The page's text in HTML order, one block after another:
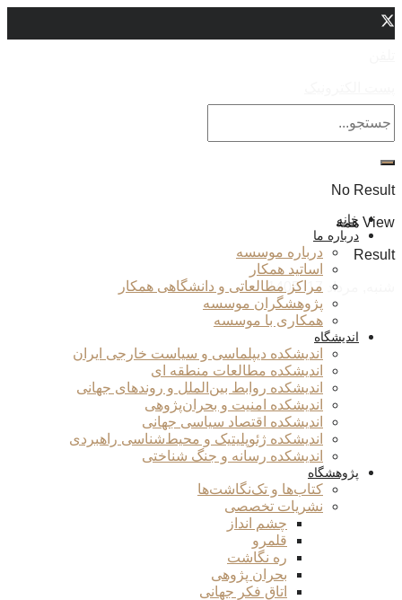
No Result
View همه
Result
شنبه, مرداد 17, 1405
خانه
درباره ما
درباره موسسه
اساتید همکار
مراکز مطالعاتی و دانشگاهی همکار
پژوهشگران موسسه
همکاری با موسسه
اندیشگاه
اندیشکده دیپلماسی و سیاست خارجی ایران
اندیشکده مطالعات منطقه ای
اندیشکده روابط بین‌الملل و روندهای جهانی
اندیشکده امنیت و بحران‌پژوهی
اندیشکده اقتصاد سیاسی جهانی
اندیشکده ژئوپلیتیک و محیط‌شناسی راهبردی
اندیشکده رسانه و جنگ شناختی
پژوهشگاه
کتاب‌ها و تک‌نگاشت‌ها
نشریات تخصصی
چشم انداز
قلمرو
ره نگاشت
بحران پژوهی
اتاق فکر جهانی